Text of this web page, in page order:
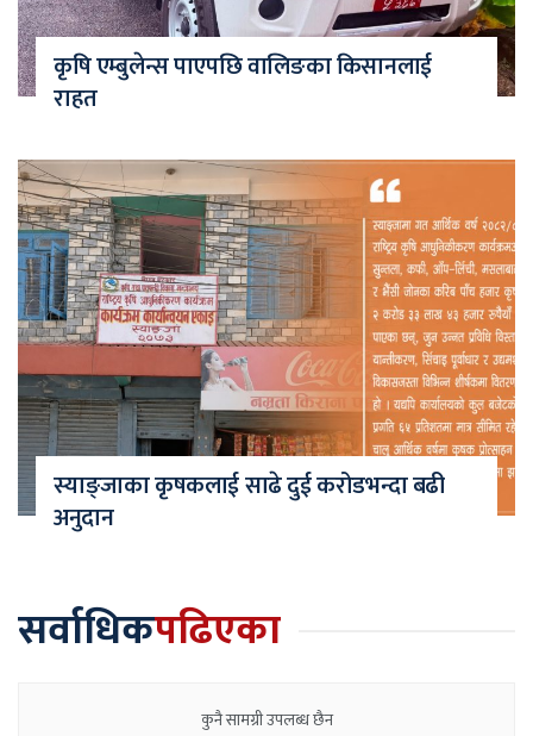
कृषि एम्बुलेन्स पाएपछि वालिङका किसानलाई
राहत
स्याङ्जाका कृषकलाई साढे दुई करोडभन्दा बढी
अनुदान
सर्वाधिकपढिएका
कुनै सामग्री उपलब्ध छैन